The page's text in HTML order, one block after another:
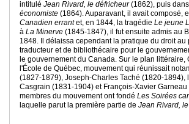
intitulé Jean Rivard, le défricheur(1862), puis
économiste (1864). Auparavant, il avait composé,
Canadien errantet, en 1844, la tragédie Le jeune
à La Minerve (1845-1847), il fut ensuite admis au
1848. Il délaissa cependant la pratique du droit au
traducteur et de bibliothécaire pour le
le gouvernement du Canada. Sur le plan
l'École de Québec, mouvement qui réunissait
(1827-1879), Joseph-Charles Taché (1820-1894),
Casgrain (1831-1904) et François-Xavier
membres du mouvement ont fondé Les Soirées
laquelle parut la première partie de Jean Rivard,